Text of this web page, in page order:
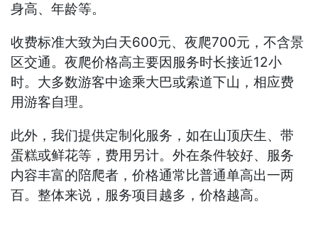
身高、年龄等。
收费标准大致为白天600元、夜爬700元，不含景
区交通。夜爬价格高主要因服务时长接近12小
时。大多数游客中途乘大巴或索道下山，相应费
用游客自理。
此外，我们提供定制化服务，如在山顶庆生、带
蛋糕或鲜花等，费用另计。外在条件较好、服务
内容丰富的陪爬者，价格通常比普通单高出一两
百。整体来说，服务项目越多，价格越高。